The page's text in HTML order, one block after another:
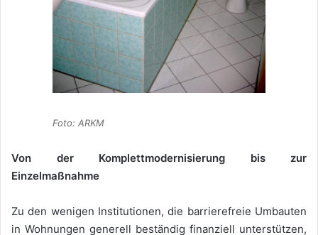
Foto: ARKM
Von der Komplettmodernisierung bis zur
Einzelmaßnahme
Zu den wenigen Institutionen, die barrierefreie Umbauten
in Wohnungen generell beständig finanziell unterstützen,